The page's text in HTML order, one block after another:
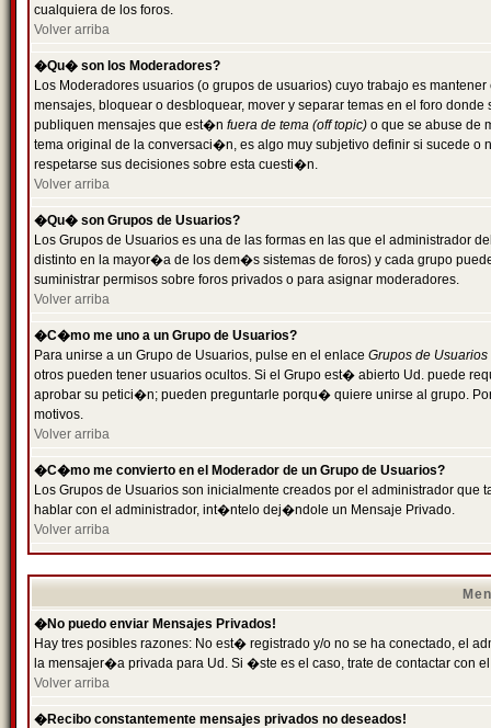
cualquiera de los foros.
Volver arriba
�Qu� son los Moderadores?
Los Moderadores usuarios (o grupos de usuarios) cuyo trabajo es
mensajes, bloquear o desbloquear, mover y separar temas en el foro
publiquen mensajes que est�n fuera de tema (off topic) o que se abuse de
tema original de la conversaci�n, es algo muy subjetivo definir si sucede
respetarse sus decisiones sobre esta cuesti�n.
Volver arriba
�Qu� son Grupos de Usuarios?
Los Grupos de Usuarios es una de las formas en las que el administrador
distinto en la mayor�a de los dem�s sistemas de foros) y cada grupo
suministrar permisos sobre foros privados o para asignar moderadores.
Volver arriba
�C�mo me uno a un Grupo de Usuarios?
Para unirse a un Grupo de Usuarios, pulse en el enlace Grupos de Usuarios
otros pueden tener usuarios ocultos. Si el Grupo est� abierto Ud. puede
aprobar su petici�n; pueden preguntarle porqu� quiere unirse al grupo.
motivos.
Volver arriba
�C�mo me convierto en el Moderador de un Grupo de Usuarios?
Los Grupos de Usuarios son inicialmente creados por el administrador
hablar con el administrador, int�ntelo dej�ndole un Mensaje Privado.
Volver arriba
�No puedo enviar Mensajes Privados!
Hay tres posibles razones: No est� registrado y/o no se ha conectado, el
la mensajer�a privada para Ud. Si �ste es el caso, trate de contactar con
Volver arriba
�Recibo constantemente mensajes privados no deseados!